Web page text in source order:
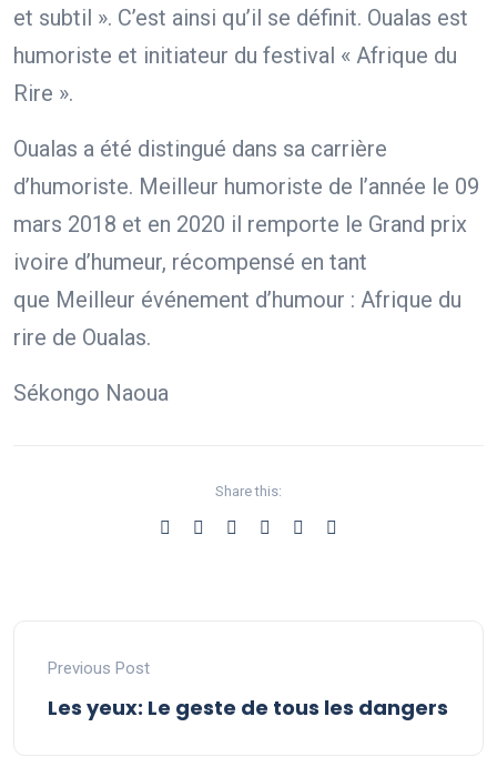
et subtil ». C’est ainsi qu’il se définit. Oualas est
humoriste et initiateur du festival « Afrique du
Rire ».
Oualas a été distingué dans sa carrière
d’humoriste. Meilleur humoriste de l’année le 09
mars 2018 et en 2020 il remporte le Grand prix
ivoire d’humeur, récompensé en tant
que Meilleur événement d’humour : Afrique du
rire de Oualas.
Sékongo Naoua
Share this:
Previous Post
Les yeux: Le geste de tous les dangers